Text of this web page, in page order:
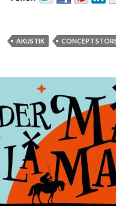
AKUSTIK CONCEPT